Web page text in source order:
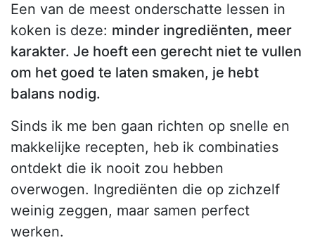
Een van de meest onderschatte lessen in
koken is deze: minder ingrediënten, meer
karakter. Je hoeft een gerecht niet te vullen
om het goed te laten smaken, je hebt
balans nodig.
Sinds ik me ben gaan richten op snelle en
makkelijke recepten, heb ik combinaties
ontdekt die ik nooit zou hebben
overwogen. Ingrediënten die op zichzelf
weinig zeggen, maar samen perfect
werken.